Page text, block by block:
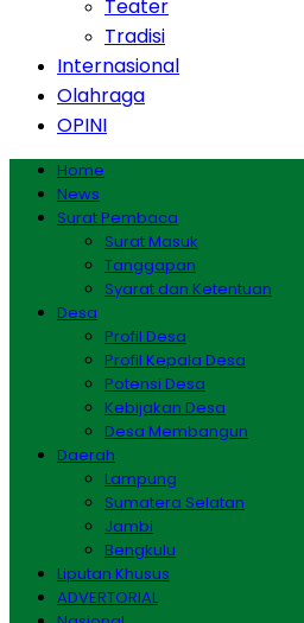
Teater
Tradisi
Internasional
Olahraga
OPINI
Home
News
Surat Pembaca
Surat Masuk
Tanggapan
Syarat dan Ketentuan
Desa
Profil Desa
Profil Kepala Desa
Potensi Desa
Kebijakan Desa
Desa Membangun
Daerah
Lampung
Sumatera Selatan
Jambi
Bengkulu
Liputan Khusus
ADVERTORIAL